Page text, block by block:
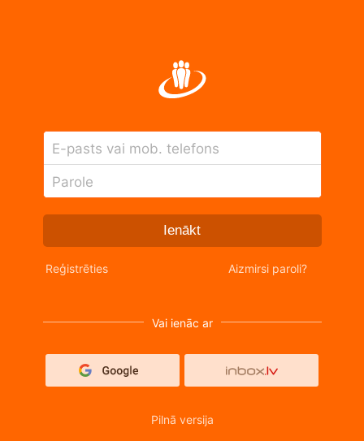
E-pasts vai mob. telefons
Parole
Ienākt
Reģistrēties Aizmirsi paroli?
Vai ienāc ar
Pilnā versija